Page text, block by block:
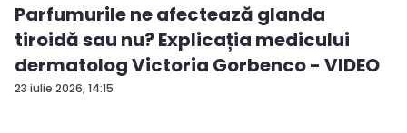
23 iulie 2026, 14:15
Parfumurile ne afectează glanda
tiroidă sau nu? Explicația medicului
dermatolog Victoria Gorbenco - VIDEO